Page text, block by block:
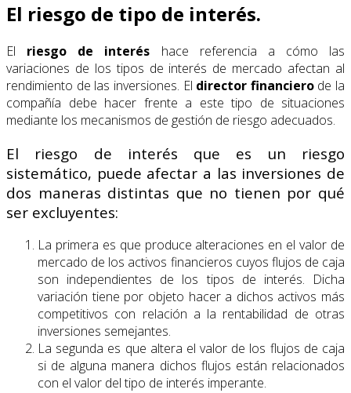
El riesgo de tipo de interés.
El riesgo de interés hace referencia a cómo las
variaciones de los tipos de interés de mercado afectan al
rendimiento de las inversiones. El director financierode la
compañía debe hacer frente a este tipo de situaciones
mediante los mecanismos de gestión de riesgo adecuados.
El riesgo de interés que es un riesgo
sistemático, puede afectar a las inversiones de
dos maneras distintas que no tienen por qué
ser excluyentes:
La primera es que produce alteraciones en el valor de
mercado de los activos financieros cuyos flujos de caja
son independientes de los tipos de interés. Dicha
variación tiene por objeto hacer a dichos activos más
competitivos con relación a la rentabilidad de otras
inversiones semejantes.
La segunda es que altera el valor de los flujos de caja
si de alguna manera dichos flujos están relacionados
con el valor del tipo de interés imperante.